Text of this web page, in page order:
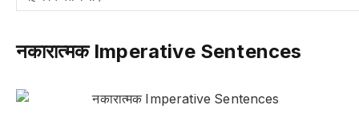
नकारात्मक Imperative Sentences